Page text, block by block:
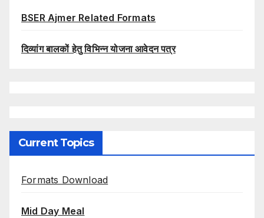
BSER Ajmer Related Formats
दिव्यांग बालकों हेतु विभिन्न योजना आवेदन पत्र
Current Topics
Formats Download
Mid Day Meal